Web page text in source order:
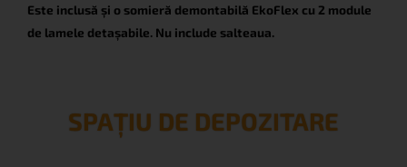
Este inclusă și o somieră demontabilă EkoFlex cu 2 module
de lamele detașabile. Nu include salteaua.
SPAȚIU DE DEPOZITARE